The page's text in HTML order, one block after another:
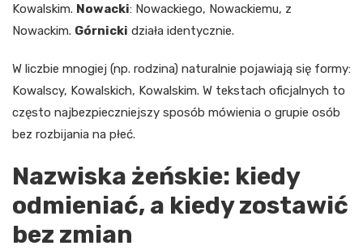
Kowalskim. Nowacki: Nowackiego, Nowackiemu, z
Nowackim. Górnicki działa identycznie.
W liczbie mnogiej (np. rodzina) naturalnie pojawiają się formy:
Kowalscy, Kowalskich, Kowalskim. W tekstach oficjalnych to
często najbezpieczniejszy sposób mówienia o grupie osób
bez rozbijania na płeć.
Nazwiska żeńskie: kiedy
odmieniać, a kiedy zostawić
bez zmian